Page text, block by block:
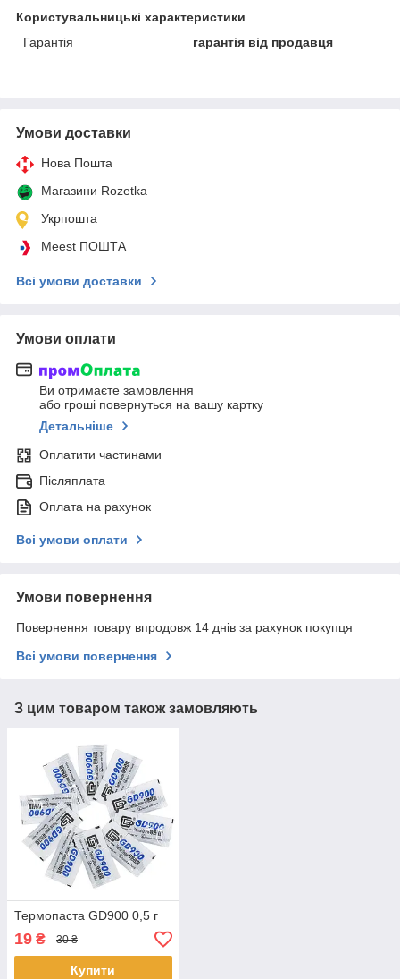
Користувальницькі характеристики
Гарантія
гарантія від продавця
Умови доставки
Нова Пошта
Магазини Rozetka
Укрпошта
Meest ПОШТА
Всі умови доставки
Умови оплати
Ви отримаєте замовлення
або гроші повернуться на вашу картку
Детальніше
Оплатити частинами
Післяплата
Оплата на рахунок
Всі умови оплати
Умови повернення
Повернення товару впродовж 14 днів за рахунок покупця
Всі умови повернення
З цим товаром також замовляють
Термопаста GD900 0,5 г
19 ₴ 30 ₴
Купити